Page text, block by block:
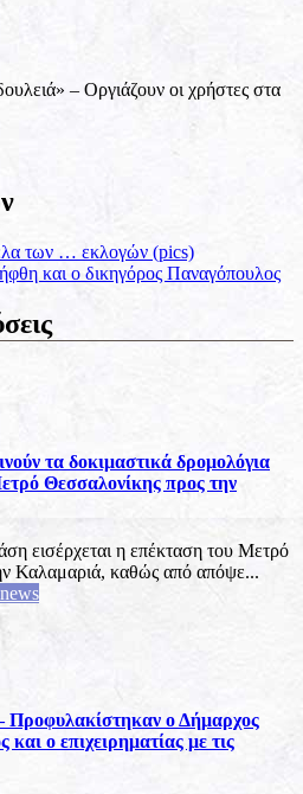
– Οργιάζουν οι χρήστες στα
των … εκλογών (pics)
και ο δικηγόρος Παναγόπουλος
τα δοκιμαστικά δρομολόγια
Θεσσαλονίκης προς την
εισέρχεται η επέκταση του Μετρό
Καλαμαριά, καθώς από απόψε...
Προφυλακίστηκαν ο Δήμαρχος
και ο επιχειρηματίας με τις